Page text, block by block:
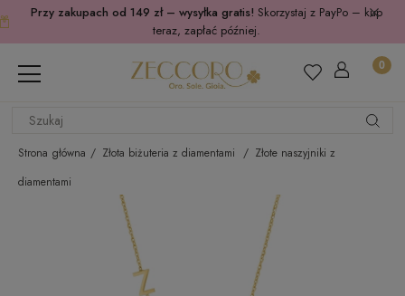
Przy zakupach od 149 zł – wysyłka gratis! Skorzystaj z PayPo – kup
teraz, zapłać później.
Strona główna Złota biżuteria z diamentami
Złote naszyjniki z
diamentami